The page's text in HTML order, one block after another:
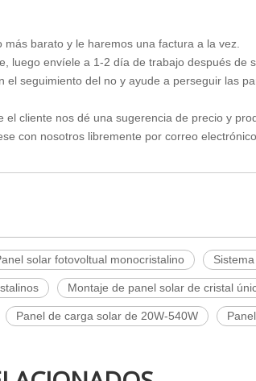
barato y le haremos una factura a la vez.
luego envíele a 1-2 día de trabajo después de
el seguimiento del no y ayude a perseguir las
el cliente nos dé una sugerencia de precio y
con nosotros libremente por correo
solar fotovoltual monocristalino
Montaje de panel solar de cristal
Panel de carga solar de 20W-540W